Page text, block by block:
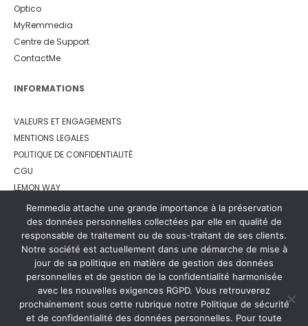
Optico
MyRemmedia
Centre de Support
ContactMe
INFORMATIONS
VALEURS ET ENGAGEMENTS
MENTIONS LEGALES
POLITIQUE DE CONFIDENTIALITÉ
CGU
LEMON WAY
Remmedia attache une grande importance à la préservation
des données personnelles collectées par elle en qualité de
responsable de traitement ou de sous-traitant de ses clients.
Notre société est actuellement dans une démarche de mise à
jour de sa politique en matière de gestion des données
personnelles et de gestion de la confidentialité harmonisée
avec les nouvelles exigences RGPD. Vous retrouverez
prochainement sous cette rubrique notre Politique de sécurité
et de confidentialité des données personnelles. Pour toute